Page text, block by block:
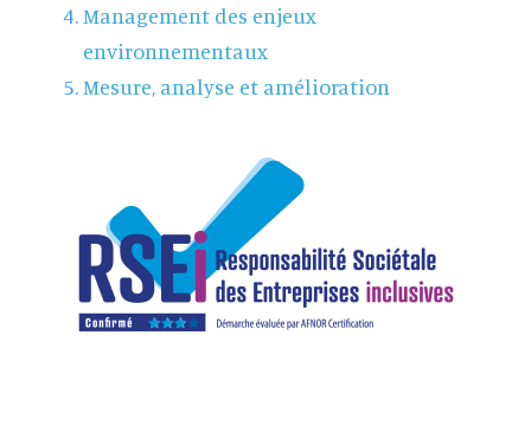
Management des enjeux
environnementaux
Mesure, analyse et amélioration